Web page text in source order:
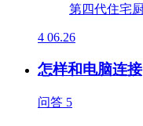
4 06.26
怎样和电脑连接
问答 5